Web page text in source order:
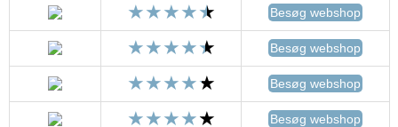
Besøg webshop
Besøg webshop
Besøg webshop
Besøg webshop